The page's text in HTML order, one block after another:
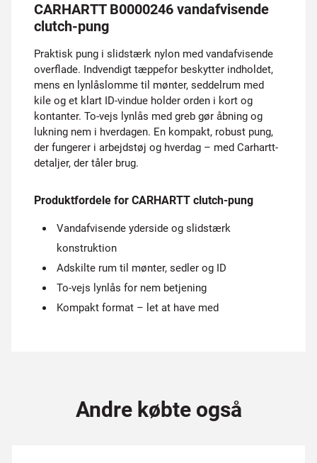
CARHARTT B0000246 vandafvisende
clutch-pung
Praktisk pung i slidstærk nylon med vandafvisende
overflade. Indvendigt tæppefor beskytter indholdet,
mens en lynlåslomme til mønter, seddelrum med
kile og et klart ID-vindue holder orden i kort og
kontanter. To-vejs lynlås med greb gør åbning og
lukning nem i hverdagen. En kompakt, robust pung,
der fungerer i arbejdstøj og hverdag – med Carhartt-
detaljer, der tåler brug.
Produktfordele for CARHARTT clutch-pung
Vandafvisende yderside og slidstærk
konstruktion
Adskilte rum til mønter, sedler og ID
To-vejs lynlås for nem betjening
Kompakt format – let at have med
Andre købte også